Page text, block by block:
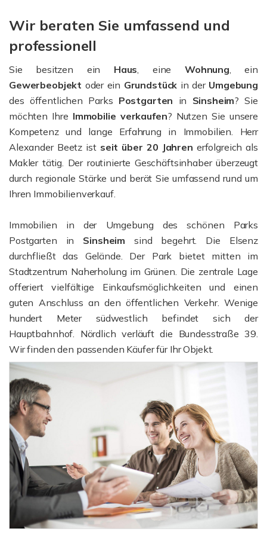
Wir beraten Sie umfassend und
professionell
Sie besitzen ein Haus, eine Wohnung, ein
Gewerbeobjekt oder ein Grundstück in der Umgebung
des öffentlichen Parks Postgarten in Sinsheim? Sie
möchten Ihre Immobilie verkaufen? Nutzen Sie unsere
Kompetenz und lange Erfahrung in Immobilien. Herr
Alexander Beetz ist seit über 20 Jahren erfolgreich als
Makler tätig. Der routinierte Geschäftsinhaber überzeugt
durch regionale Stärke und berät Sie umfassend rund um
Ihren Immobilienverkauf.
Immobilien in der Umgebung des schönen Parks
Postgarten in Sinsheimsind begehrt. Die Elsenz
durchfließt das Gelände. Der Park bietet mitten im
Stadtzentrum Naherholung im Grünen. Die zentrale Lage
offeriert vielfältige Einkaufsmöglichkeiten und einen
guten Anschluss an den öffentlichen Verkehr. Wenige
hundert Meter südwestlich befindet sich der
Hauptbahnhof. Nördlich verläuft die Bundesstraße 39.
Wir finden den passenden Käufer für Ihr Objekt.